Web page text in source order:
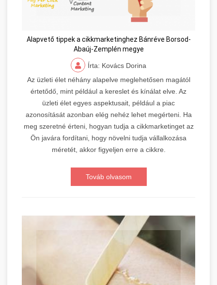
Alapvető tippek a cikkmarketinghez Bánréve Borsod-
Abaúj-Zemplén megye
Írta: Kovács Dorina
Az üzleti élet néhány alapelve meglehetősen magától
értetődő, mint például a kereslet és kínálat elve. Az
üzleti élet egyes aspektusait, például a piac
azonosítását azonban elég nehéz lehet megérteni. Ha
meg szeretné érteni, hogyan tudja a cikkmarketinget az
Ön javára fordítani, hogy növelni tudja vállalkozása
méretét, akkor figyeljen erre a cikkre.
Továb olvasom